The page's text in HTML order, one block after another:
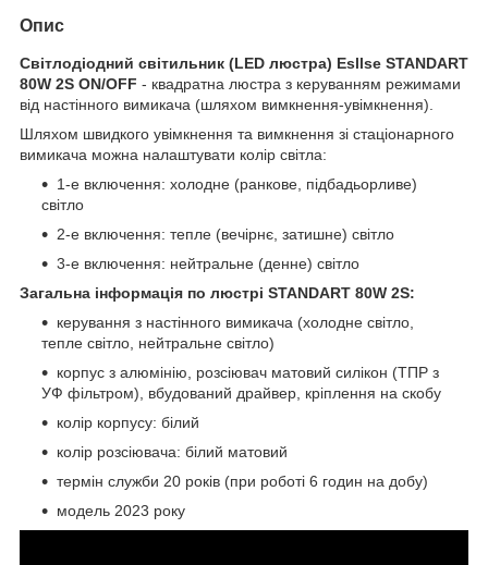
Опис
Світлодіодний світильник (LED люстра) Esllse STANDART
80W 2S ON/OFF - квадратна люстра з керуванням режимами
від настінного вимикача (шляхом вимкнення-увімкнення).
Шляхом швидкого увімкнення та вимкнення зі стаціонарного
вимикача можна налаштувати колір світла:
1-е включення: холодне (ранкове, підбадьорливе)
світло
2-е включення: тепле (вечірнє, затишне) світло
3-е включення: нейтральне (денне) світло
Загальна інформація по люстрі STANDART 80W 2S:
керування з настінного вимикача (холодне світло,
тепле світло, нейтральне світло)
корпус з алюмінію, розсіювач матовий силікон (ТПР з
УФ фільтром), вбудований драйвер, кріплення на скобу
колір корпусу: білий
колір розсіювача: білий матовий
термін служби 20 років (при роботі 6 годин на добу)
модель 2023 року